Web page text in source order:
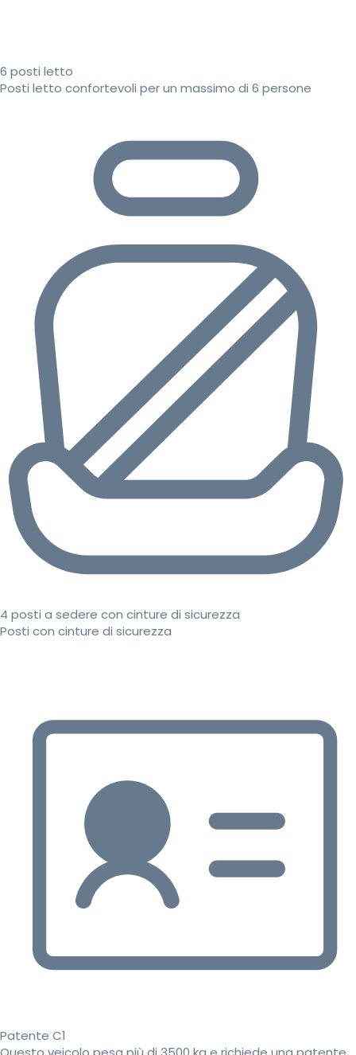
6 posti letto
Posti letto confortevoli per un massimo di 6 persone
4 posti a sedere con cinture di sicurezza
Posti con cinture di sicurezza
Patente C1